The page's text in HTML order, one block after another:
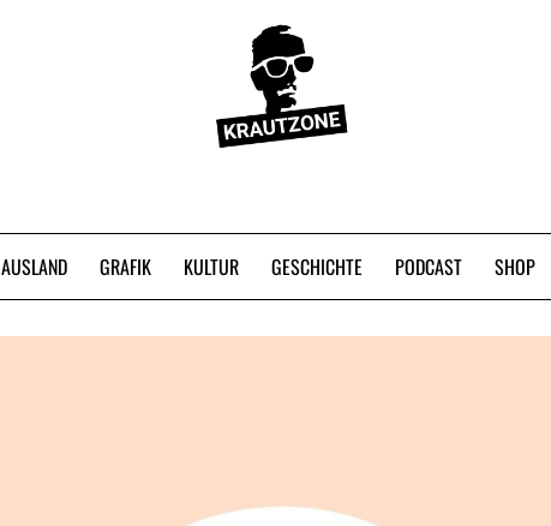
AUSLAND GRAFIK KULTUR GESCHICHTE PODCAST SHOP